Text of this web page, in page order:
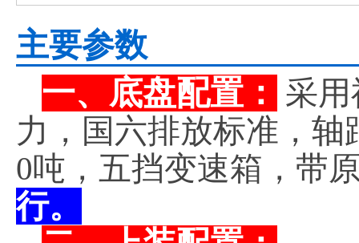
主要参数
一、底盘配置：
采
力，国六排放标准，轴
0吨，五挡变速箱，带
行。